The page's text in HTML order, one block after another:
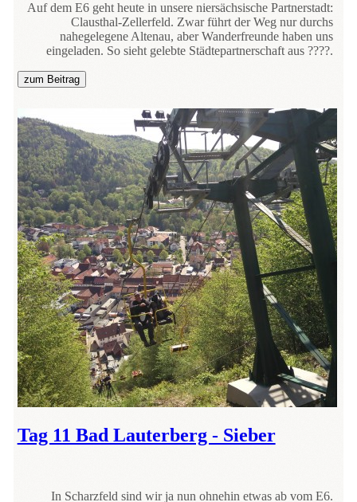
Auf dem E6 geht heute in unsere niersächsische Partnerstadt:
Clausthal-Zellerfeld. Zwar führt der Weg nur durchs
nahegelegene Altenau, aber Wanderfreunde haben uns
eingeladen. So sieht gelebte Städtepartnerschaft aus ????.
zum Beitrag
Tag 11 Bad Lauterberg - Sieber
In Scharzfeld sind wir ja nun ohnehin etwas ab vom E6.